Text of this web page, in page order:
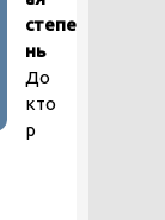
степе
нь
До
кто
р